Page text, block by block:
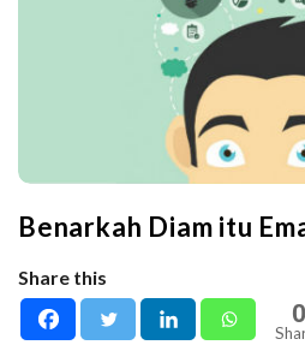
Benarkah Diam itu
Share this
0